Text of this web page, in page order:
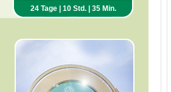
24 Tage | 10 Std. | 35 Min.